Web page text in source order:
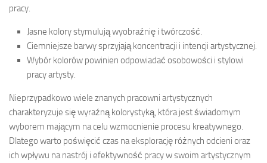
pracy.
Jasne kolory stymulują wyobraźnię i twórczość.
Ciemniejsze barwy sprzyjają koncentracji i intencji artystycznej.
Wybór kolorów powinien odpowiadać osobowości i stylowi
pracy artysty.
Nieprzypadkowo wiele znanych pracowni artystycznych
charakteryzuje się wyraźną kolorystyką, która jest świadomym
wyborem mającym na celu wzmocnienie procesu kreatywnego.
Dlatego warto poświęcić czas na eksplorację różnych odcieni oraz
ich wpływu na nastrój i efektywność pracy w swoim artystycznym